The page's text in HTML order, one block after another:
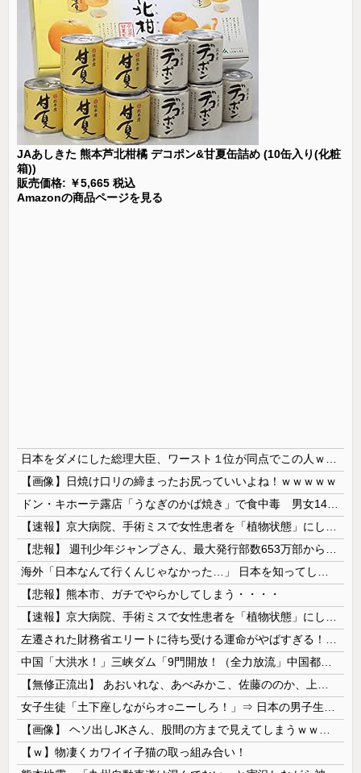
JAあしきた 熊本芦北柑橘 デコポン&甘夏缶詰め (10缶入り(化粧
箱))
販売価格: ￥5,665 税込
Amazonの商品ページを見る
【画像】日焼け口リの締まったお尻っていいよね！ｗｗｗｗｗ
【悲報】熊本市、ガチでやらかしてしまう・・・・
【ｗ】物凄くカワイイ子猫の取っ組み合い！